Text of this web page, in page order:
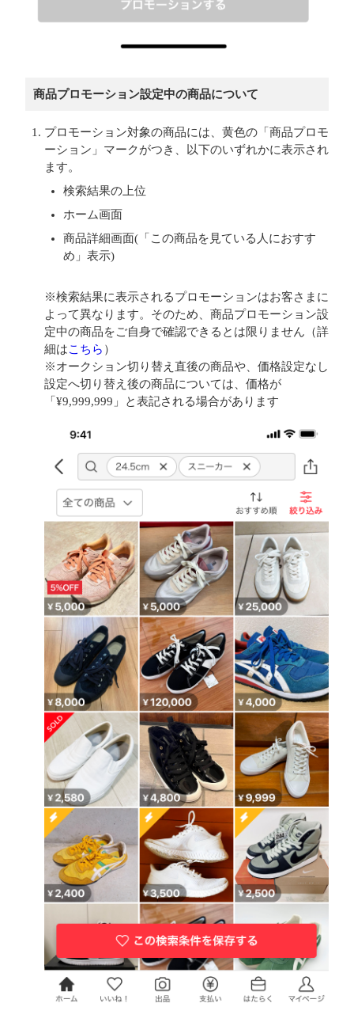
商品プロモーション設定中の商品について
プロモーション対象の商品には、黄色の「商品プロモ
ーション」マークがつき、以下のいずれかに表示され
ます。
検索結果の上位
ホーム画面
商品詳細画面(「この商品を見ている人におすす
め」表示)
※検索結果に表示されるプロモーションはお客さまに
よって異なります。そのため、商品プロモーション設
定中の商品をご自身で確認できるとは限りません（詳
細はこちら ）
※オークション切り替え直後の商品や、価格設定なし
設定へ切り替え後の商品については、価格が
「¥9,999,999」と表記される場合があります